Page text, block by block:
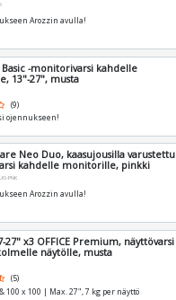
Arozzin avulla!
-monitorivarsi kahdelle
13"-27", musta
(9)
ojennukseen!
Neo Duo, kaasujousilla varustettu
kahdelle monitorille, pinkki
PNK
Arozzin avulla!
27" x3 OFFICE Premium, näyttövarsi
näytölle, musta
(5)
& 100 x 100 | Max. 27", 7 kg per näyttö